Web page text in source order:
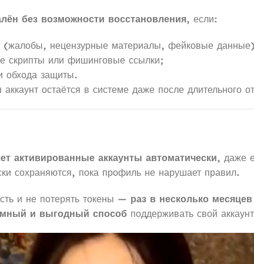
без возможности восстановления, если:
(жалобы, нецензурные материалы, фейковые
скрипты или фишинговые ссылки;
обхода защиты.
остаётся в системе даже после длительного
активированные аккаунты автоматически, даже
сохраняются, пока профиль не нарушает правил.
и не потерять токены — раз в несколько
и выгодный способ поддерживать свой